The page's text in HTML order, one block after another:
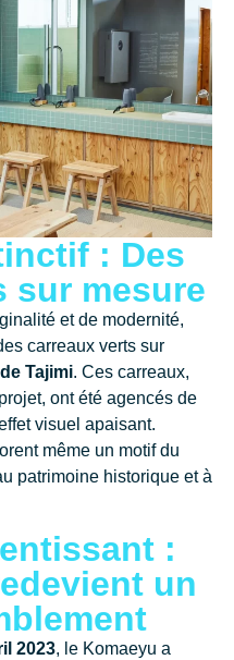
: Des
sur mesure​
et de modernité,
carreaux verts sur
Tajimi. Ces carreaux,
ont été agencés de
visuel apaisant.
même un motif du
patrimoine historique et à
:
un
2023, le Komaeyu a